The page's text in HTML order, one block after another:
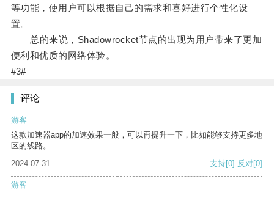
等功能，使用户可以根据自己的需求和喜好进行个性化设
置。
总的来说，Shadowrocket节点的出现为用户带来了更加
便利和优质的网络体验。
#3#
评论
游客
这款加速器app的加速效果一般，可以再提升一下，比如能够支持更多地
区的线路。
2024-07-31
支持[0] 反对[0]
游客